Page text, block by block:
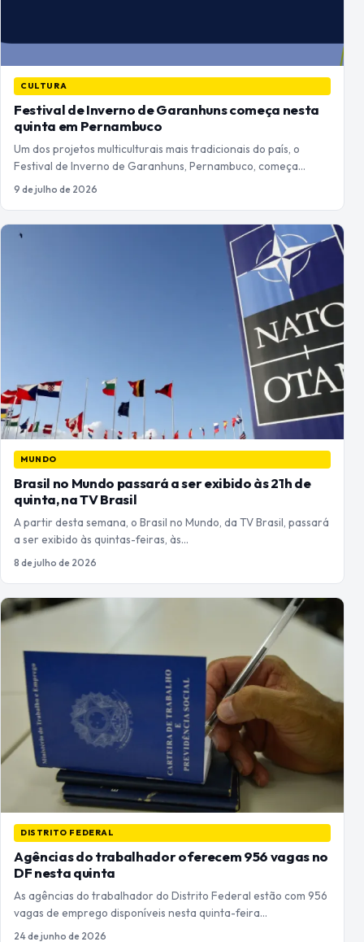
CULTURA
Festival de Inverno de Garanhuns começa nesta
quinta em Pernambuco
Um dos projetos multiculturais mais tradicionais do país, o
Festival de Inverno de Garanhuns, Pernambuco, começa…
9 de julho de 2026
MUNDO
Brasil no Mundo passará a ser exibido às 21h de
quinta, na TV Brasil
A partir desta semana, o Brasil no Mundo, da TV Brasil, passará
a ser exibido às quintas-feiras, às…
8 de julho de 2026
DISTRITO FEDERAL
Agências do trabalhador oferecem 956 vagas no
DF nesta quinta
As agências do trabalhador do Distrito Federal estão com 956
vagas de emprego disponíveis nesta quinta-feira…
24 de junho de 2026